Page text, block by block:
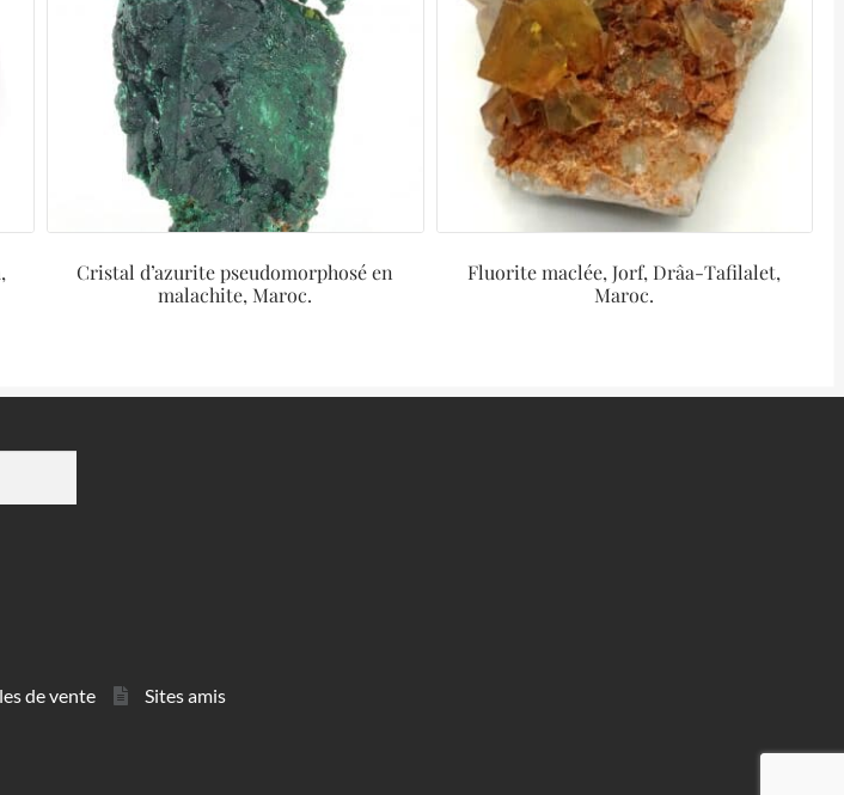
Cristal d’azurite pseudomorphosé en
malachite, Maroc.
Fluorite maclée, Jorf, Drâa-Tafilalet,
Maroc.
de vente
Sites amis